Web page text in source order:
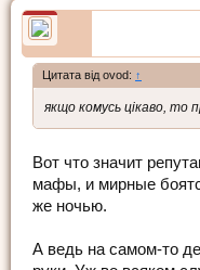
Цитата від ovod: ↑
якщо комусь цікаво, то
Вот что значит
мафы, и мирные
же ночью.
А ведь на самом-то